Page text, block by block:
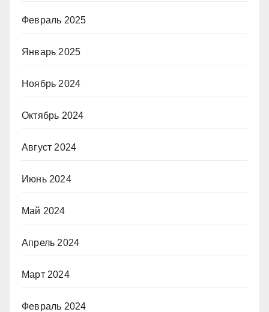
Февраль 2025
Январь 2025
Ноябрь 2024
Октябрь 2024
Август 2024
Июнь 2024
Май 2024
Апрель 2024
Март 2024
Февраль 2024